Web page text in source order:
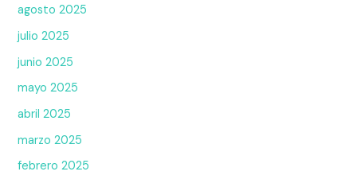
agosto 2025
julio 2025
junio 2025
mayo 2025
abril 2025
marzo 2025
febrero 2025